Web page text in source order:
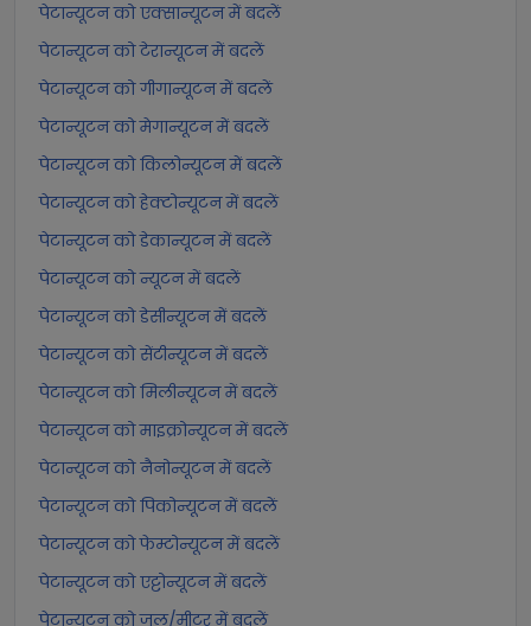
पेटान्यूटन को एक्सान्यूटन में बदलें
पेटान्यूटन को टेरान्यूटन में बदलें
पेटान्यूटन को गीगान्यूटन में बदलें
पेटान्यूटन को मेगान्यूटन में बदलें
पेटान्यूटन को किलोन्यूटन में बदलें
पेटान्यूटन को हेक्टोन्यूटन में बदलें
पेटान्यूटन को डेकान्यूटन में बदलें
पेटान्यूटन को न्यूटन में बदलें
पेटान्यूटन को डेसीन्यूटन में बदलें
पेटान्यूटन को सेंटीन्यूटन में बदलें
पेटान्यूटन को मिलीन्यूटन में बदलें
पेटान्यूटन को माइक्रोन्यूटन में बदलें
पेटान्यूटन को नैनोन्यूटन में बदलें
पेटान्यूटन को पिकोन्यूटन में बदलें
पेटान्यूटन को फेम्टोन्यूटन में बदलें
पेटान्यूटन को एट्टोन्यूटन में बदलें
पेटान्यूटन को जूल/मीटर में बदलें